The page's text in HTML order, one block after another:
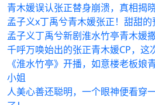
青木媛误认张正替身崩溃，真相揭
孟子义x丁禹兮青木媛张正！甜甜的
孟子义丁禹兮新剧淮水竹亭青木媛
千呼万唤始出的张正青木媛CP，这
《淮水竹亭》开播，如意楼老板娘
小姐
人美心善还聪明，一个眼神便看穿